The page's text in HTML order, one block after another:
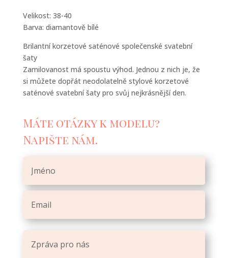
Velikost: 38-40
Barva: diamantově bílé
Brilantní korzetové saténové společenské svatební
šaty
Zamilovanost má spoustu výhod. Jednou z nich je, že
si můžete dopřát neodolatelně stylové korzetové
saténové svatební šaty pro svůj nejkrásnější den.
Máte otázky k modelu?
Napište nám.